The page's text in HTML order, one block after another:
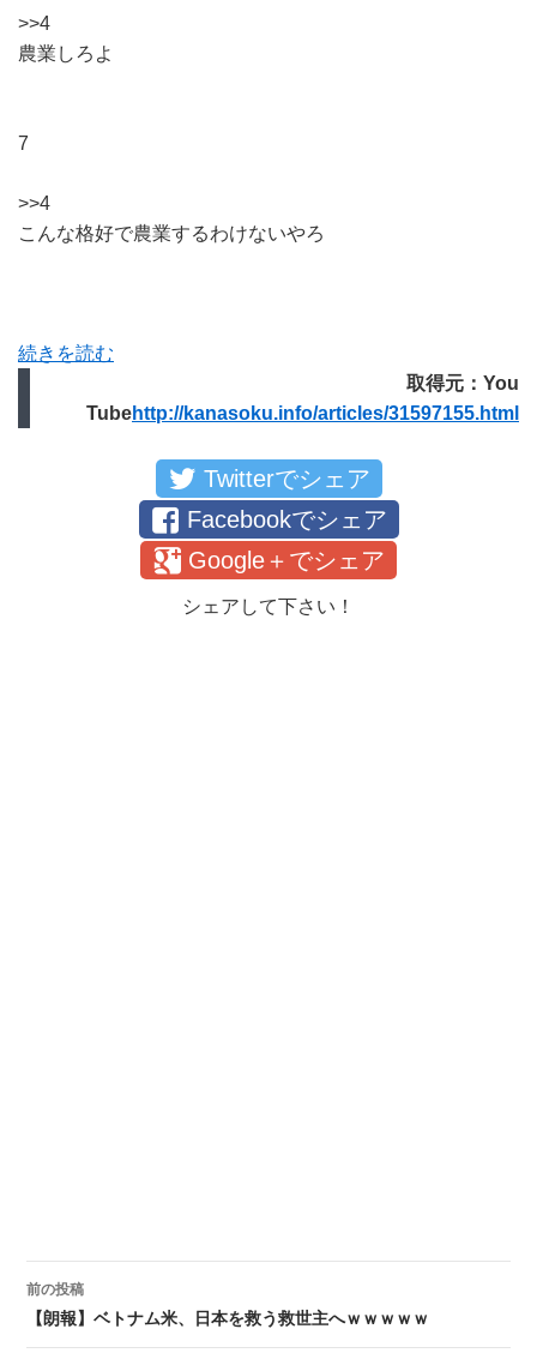
>>4
農業しろよ
7
>>4
こんな格好で農業するわけないやろ
続きを読む
取得元：You
Tubehttp://kanasoku.info/articles/31597155.html
Twitterでシェア
Facebookでシェア
Google＋でシェア
シェアして下さい！
投稿ナビゲーション
前の投稿
【朗報】ベトナム米、日本を救う救世主へｗｗｗｗｗ